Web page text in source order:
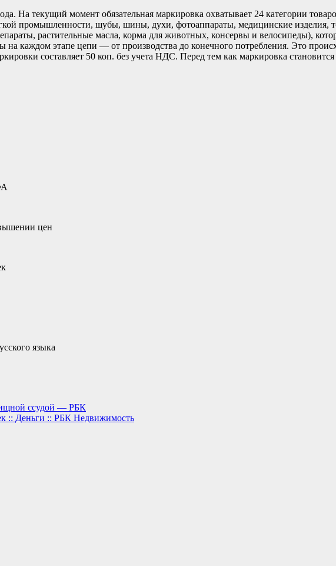
На текущий момент обязательная маркировка охватывает 24 категории
промышленности, шубы, шины, духи, фотоаппараты, медицинские изделия,
растительные масла, корма для животных, консервы и велосипеды),
каждом этапе цепи — от производства до конечного потребления. Это
составляет 50 коп. без учета НДС. Перед тем как маркировка становится
цен
языка
ссудой — РБК
:: Деньги :: РБК Недвижимость